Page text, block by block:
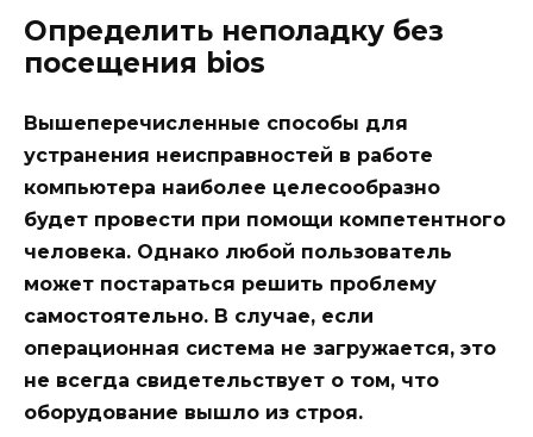
Определить неполадку без
посещения bios
Вышеперечисленные способы для
устранения неисправностей в работе
компьютера наиболее целесообразно
будет провести при помощи компетентного
человека. Однако любой пользователь
может постараться решить проблему
самостоятельно. В случае, если
операционная система не загружается, это
не всегда свидетельствует о том, что
оборудование вышло из строя.